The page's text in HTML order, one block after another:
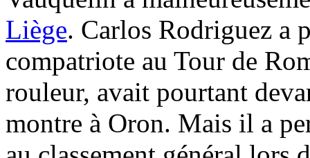
Liège. Carlos Rodriguez a
compatriote au Tour de
rouleur, avait pourtant
montre à Oron. Mais il a